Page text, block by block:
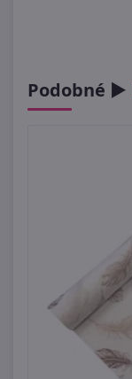
Podobné ►